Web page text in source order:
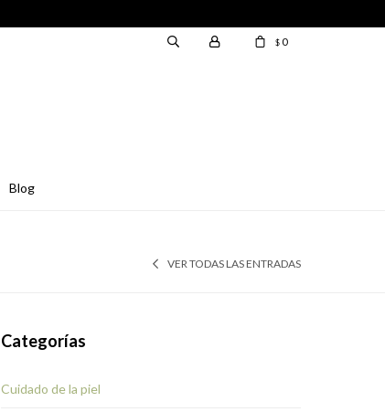
blog
$ 0
VER TODAS LAS ENTRADAS
Categorías
Cuidado de la piel